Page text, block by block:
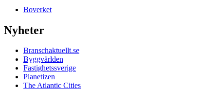
Boverket
Nyheter
Branschaktuellt.se
Byggvärlden
Fastighetssverige
Planetizen
The Atlantic Cities